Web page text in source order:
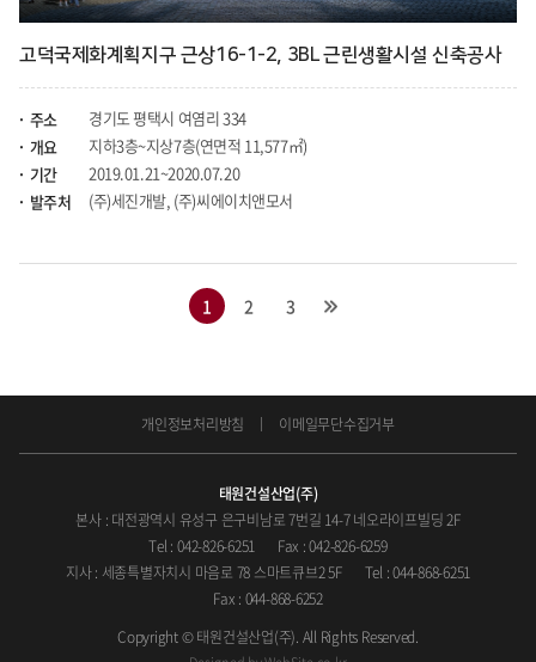
고덕국제화계획지구 근상16-1-2, 3BL 근린생활시설 신축공사
주소
경기도 평택시 여염리 334
개요
지하3층~지상7층(연면적 11,577㎡)
기간
2019.01.21~2020.07.20
발주처
(주)세진개발, (주)씨에이치앤모서
1 2 3
개인정보처리방침 이메일무단수집거부
태원건설산업(주)
본사 : 대전광역시 유성구 은구비남로 7번길 14-7 네오라이프빌딩 2F
Tel : 042-826-6251
Fax : 042-826-6259
지사 : 세종특별자치시 마음로 78 스마트큐브2 5F
Tel : 044-868-6251
Fax : 044-868-6252
Copyright © 태원건설산업(주). All Rights Reserved.